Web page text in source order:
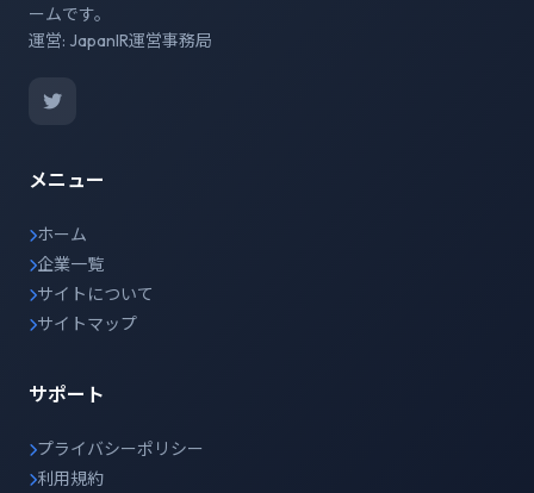
ームです。
運営: JapanIR運営事務局
メニュー
ホーム
企業一覧
サイトについて
サイトマップ
サポート
プライバシーポリシー
利用規約